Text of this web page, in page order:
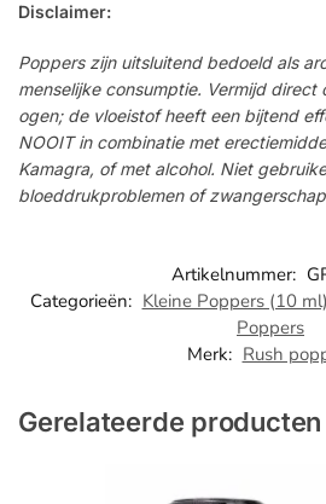
Disclaimer:
Poppers zijn uitsluitend bedoeld als
menselijke consumptie. Vermijd
ogen; de vloeistof heeft een bijtend
NOOIT in combinatie met
Kamagra, of met alcohol. Niet
bloeddrukproblemen of
Artikelnummer:
Categorieën: Kleine Poppers (10 ml)
Poppers
Merk: Rush
Gerelateerde producten